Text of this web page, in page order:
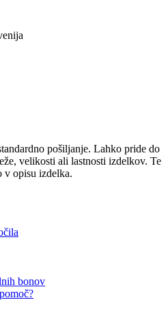
pošiljanje. Lahko pride do
velikosti ali lastnosti izdelkov. Te
v opisu izdelka.
bonov